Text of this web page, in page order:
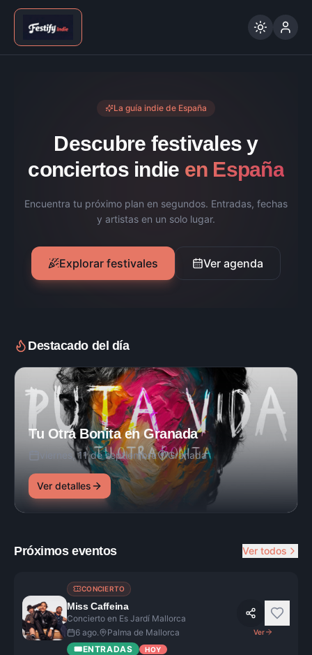
La guía indie de España
Descubre festivales y
conciertos indie en España
Encuentra tu próximo plan en segundos. Entradas, fechas
y artistas en un solo lugar.
Explorar festivales Ver agenda
Destacado del día
Tu Otra Bonita en Granada
viernes, 11 de septiembre Granada
Ver detalles
Próximos eventos Ver todos
CONCIERTO
Miss Caffeina
Concierto en Es Jardí Mallorca
6 ago.
Palma de Mallorca
🎟️ENTRADAS HOY
Ver